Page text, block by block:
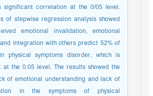
significant correlation at the 0/05 level.
of stepwise regression analysis showed
emotional invalidation, emotional
integration with others predict 52% of
physical symptoms disorder, which is
at the 0.05 level. The results showed the
of emotional understanding and lack of
in the symptoms of physical